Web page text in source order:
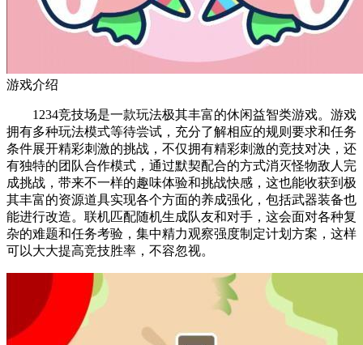
游戏介绍
1234竞技场是一款玩法极其丰富的休闲益智类游戏。游戏
拥有多种玩法模式等待尝试，充分了解相应的规则要求和任务
条件展开精彩刺激的挑战，不仅拥有精彩刺激的竞技对决，还
有独特的团队合作模式，通过默契配合的方式消灭怪物敌人完
成挑战，带来不一样的趣味体验和挑战快感，这也能收获到极
其丰富的资源道具实现各个方面的养成强化，包括武器装备也
能进行改造。联机匹配随机生成队友和对手，这会面对各种复
杂的难题和任务考验，集中精力观察强度制定计划方案，这样
可以大大提高竞技胜率，不容忽视。